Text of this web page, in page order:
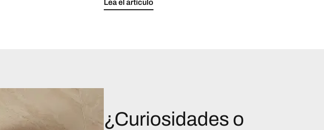
Lea el artículo
¿Curiosidades o